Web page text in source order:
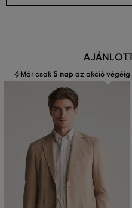
Már csak 5 nap az akció végéig